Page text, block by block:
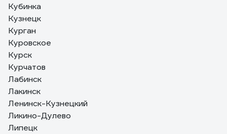
Кубинка
Кузнецк
Курган
Куровское
Курск
Курчатов
Лабинск
Лакинск
Ленинск-Кузнецкий
Ликино-Дулево
Липецк